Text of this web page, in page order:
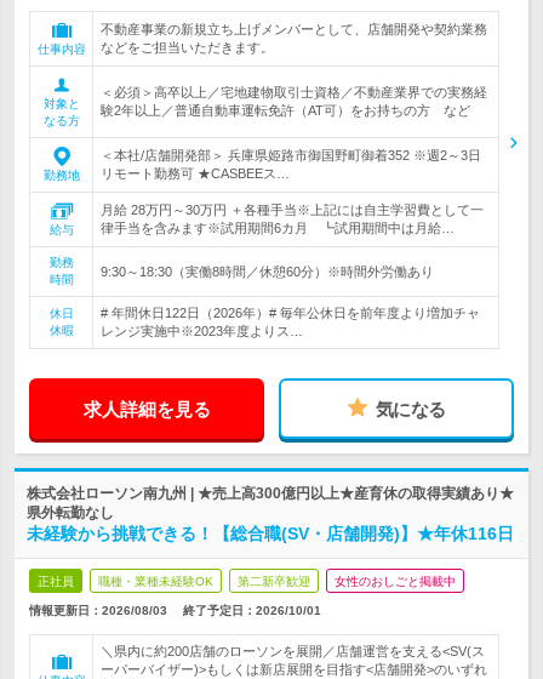
仕事内容
不動産事業の新規立ち上げメンバーとして、店舗開発や契約業務
などをご担当いただきます。
対象と
なる方
＜必須＞高卒以上／宅地建物取引士資格／不動産業界での実務経
験2年以上／普通自動車運転免許（AT可）をお持ちの方 など
勤務地
＜本社/店舗開発部＞ 兵庫県姫路市御国野町御着352 ※週2～3日
リモート勤務可 ★CASBEEス…
給与
月給 28万円～30万円 ＋各種手当※上記には自主学習費として一
律手当を含みます※試用期間6カ月 ┗試用期間中は月給…
勤務
時間
9:30～18:30（実働8時間／休憩60分）※時間外労働あり
休日
休暇
# 年間休日122日（2026年）# 毎年公休日を前年度より増加チャ
レンジ実施中※2023年度よりス…
求人詳細を見る 気になる
株式会社ローソン南九州 | ★売上高300億円以上★産育休の取得実績あり★
県外転勤なし
未経験から挑戦できる！【総合職(SV・店舗開発)】★年休116日
正社員 職種・業種未経験OK 第二新卒歓迎 女性のおしごと掲載中
情報更新日：2026/08/03 終了予定日： 2026/10/01
＼県内に約200店舗のローソンを展開／店舗運営を支える<SV(ス
ーパーバイザー)>もしくは新店展開を目指す<店舗開発>のいずれ